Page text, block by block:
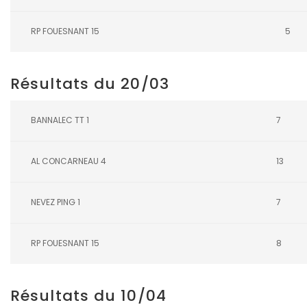
RP FOUESNANT 15 5
Résultats du 20/03
BANNALEC TT 1 7
AL CONCARNEAU 4 13
NEVEZ PING 1 7
RP FOUESNANT 15 8
Résultats du 10/04